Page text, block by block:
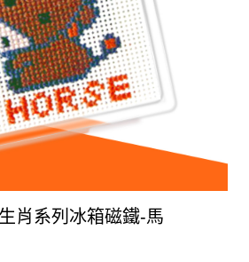
肖系列冰箱磁鐵-馬